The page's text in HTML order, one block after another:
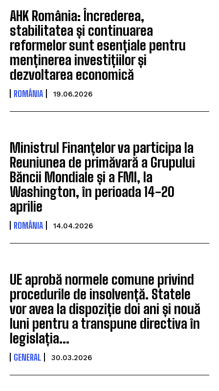
AHK România: Încrederea,
stabilitatea și continuarea
reformelor sunt esențiale pentru
menținerea investițiilor și
dezvoltarea economică
ROMÂNIA 19.06.2026
Ministrul Finanțelor va participa la
Reuniunea de primăvară a Grupului
Băncii Mondiale și a FMI, la
Washington, în perioada 14-20
aprilie
ROMÂNIA 14.04.2026
UE aprobă normele comune privind
procedurile de insolvență. Statele
vor avea la dispoziție doi ani și nouă
luni pentru a transpune directiva în
legislația...
GENERAL 30.03.2026